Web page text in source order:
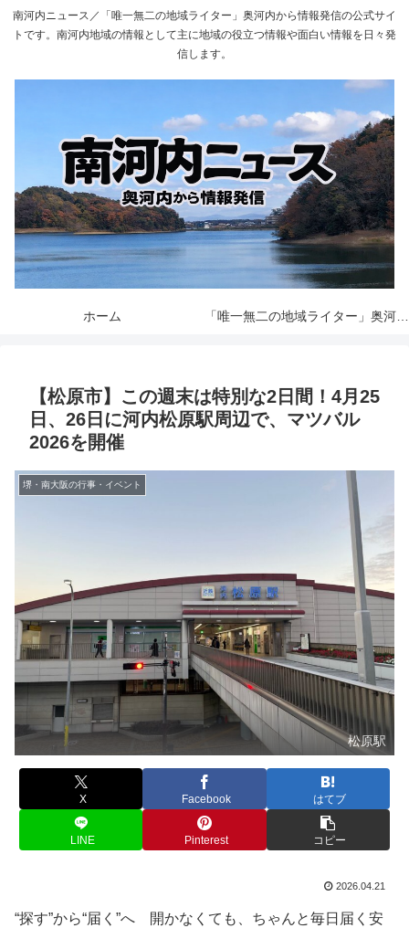
南河内ニュース／「唯一無二の地域ライター」奥河内から情報発信の公式サイ
トです。南河内地域の情報として主に地域の役立つ情報や面白い情報を日々発
信します。
ホーム
【松原市】この週末は特別な2日間！4月25
日、26日に河内松原駅周辺で、マツバル
2026を開催
堺・南大阪の行事・イベント
松原駅
X Facebook はてブ
LINE Pinterest コピー
2026.04.21
“探す”から“届く”へ 開かなくても、ちゃんと毎日届く安